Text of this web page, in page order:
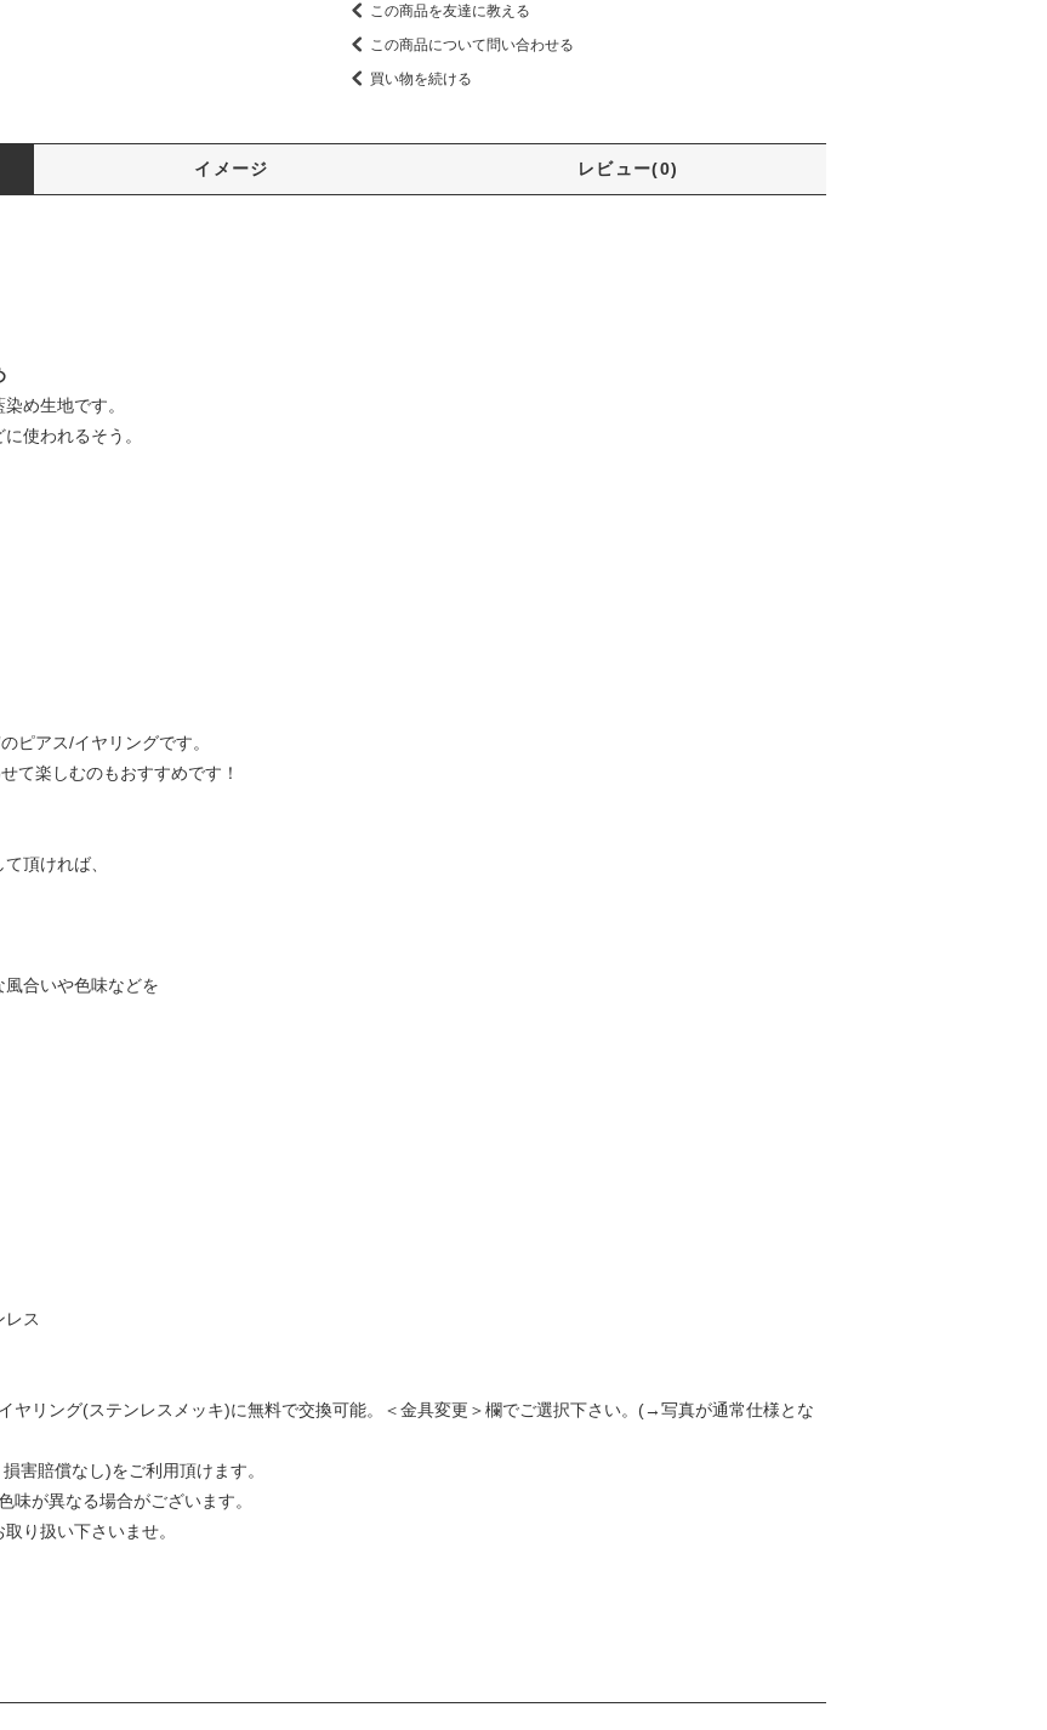
この商品を友達に教える
この商品について問い合わせる
買い物を続ける
イメージ レビュー(0)
め生地です。
使われるそう。
ピアス/イヤリングです。
て楽しむのもおすすめです！
頂ければ、
合いや色味などを
レス
ヤリング(ステンレスメッキ)に無料で交換可能。＜金具変更＞欄でご選択下さい。(→写真が通常仕様とな
害賠償なし)をご利用頂けます。
味が異なる場合がございます。
り扱い下さいませ。